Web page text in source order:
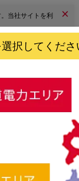
当社サイトを利
×
お申し込み
択してくださ